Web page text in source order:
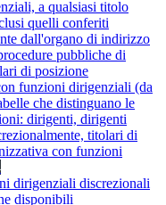
a qualsiasi titolo
quelli conferiti
dall'organo di indirizzo
pubbliche di
di posizione
funzioni dirigenziali (da
che distinguano le
dirigenti, dirigenti
titolari di
con funzioni
dirigenziali discrezionali
disponibili